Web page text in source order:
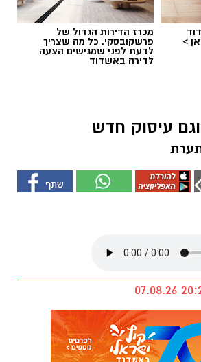
>
מכרז הדירות הגדול של
פרשקובסקי. כל מה שצריך
לדעת לפני שמגישים הצעה
לדירה באשדוד
עיסוק חדש